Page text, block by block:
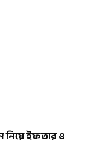
নিয়ে ইফতার ও